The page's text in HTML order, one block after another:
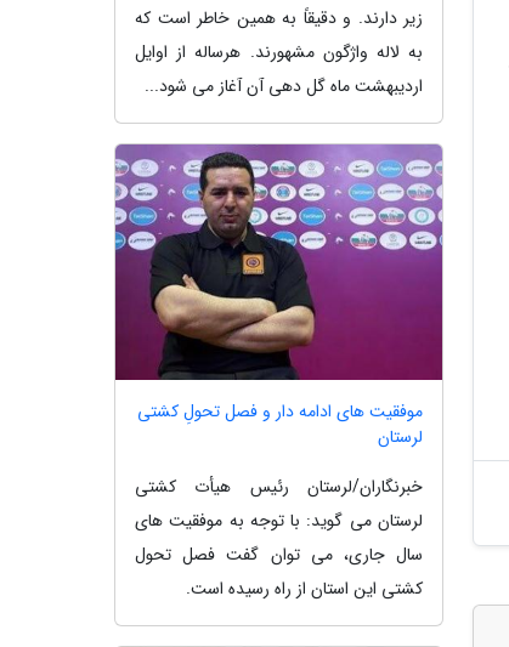
زیر دارند. و دقیقاً به همین خاطر است که
به لاله واژگون مشهورند. هرساله از اوایل
اردیبهشت ماه گل دهی آن آغاز می شود...
موفقیت های ادامه دار و فصل تحولِ کشتی
لرستان
خبرنگاران/لرستان رئیس هیأت کشتی
لرستان می گوید: با توجه به موفقیت های
سال جاری، می توان گفت فصل تحول
کشتی این استان از راه رسیده است.